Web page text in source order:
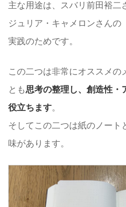
主な用途は、スバリ前田裕二
ジュリア・キャメロンさんの
実践のためです。
この二つは非常にオススメの
とも思考の整理し、創造性・
役立ちます。
そしてこの二つは紙のノート
味があります。